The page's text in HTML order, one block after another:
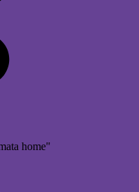
home"